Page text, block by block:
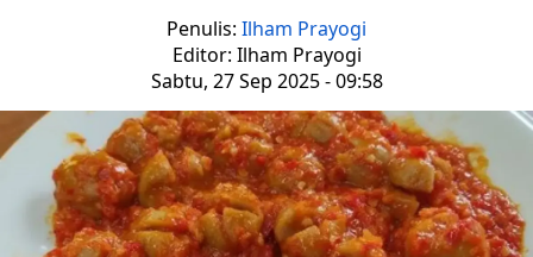
Penulis: Ilham Prayogi
Editor: Ilham Prayogi
Sabtu, 27 Sep 2025 - 09:58